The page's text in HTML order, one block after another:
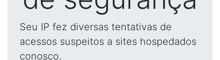
Seu IP fez diversas tentativas de
acessos suspeitos a sites hospedados
conosco.